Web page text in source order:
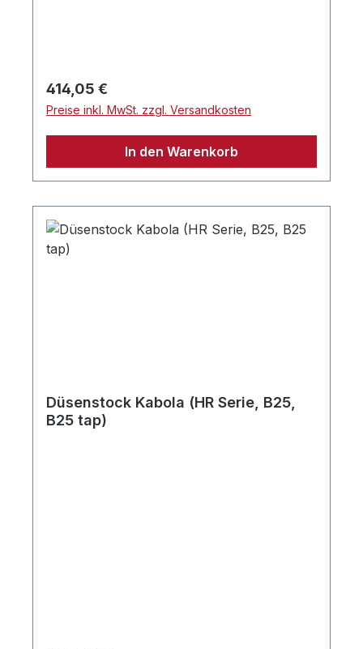
Regulärer Preis:
414,05 €
Preise inkl. MwSt. zzgl. Versandkosten
In den Warenkorb
Düsenstock Kabola (HR Serie, B25,
B25 tap)